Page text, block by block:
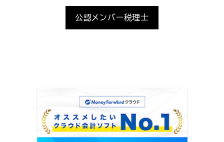
公認メンバー税理士